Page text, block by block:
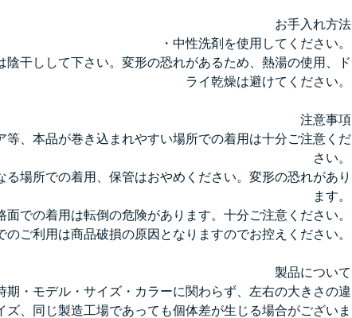
お手入れ方法
・中性洗剤を使用してください。
陰干しして下さい。変形の恐れがあるため、熱湯の使用、ド
ライ乾燥は避けてください。
注意事項
等、本品が巻き込まれやすい場所での着用は十分ご注意くだ
さい。
る場所での着用、保管はおやめください。変形の恐れがあり
ます。
面での着用は転倒の危険があります。十分ご注意ください。
のご利用は商品破損の原因となりますのでお控えください。
製品について
期・モデル・サイズ・カラーに関わらず、左右の大きさの違
ズ、同じ製造工場であっても個体差が生じる場合がございま